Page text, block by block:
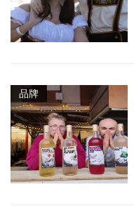
品牌